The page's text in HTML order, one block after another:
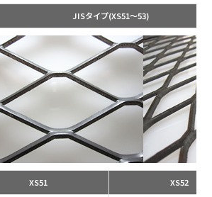
JISタイプ(XS51～53)
XS51 XS52